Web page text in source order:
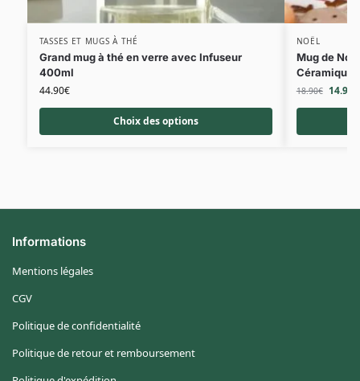
TASSES ET MUGS À THÉ
Grand mug à thé en verre avec Infuseur
400ml
44.90€
Choix des options
NOËL
Mug de
Céramique
18.90€ 14.90
Informations
Mentions légales
CGV
Politique de confidentialité
Politique de retour et remboursement